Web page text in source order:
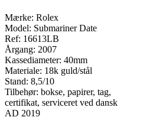
Mærke: Rolex
Model: Submariner Date
Ref: 16613LB
Årgang: 2007
Kassediameter: 40mm
Materiale: 18k guld/stål
Stand: 8,5/10
Tilbehør: bokse, papirer, tag,
certifikat, serviceret ved dansk
AD 2019